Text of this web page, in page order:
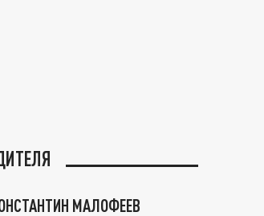
МАЛОФЕЕВ